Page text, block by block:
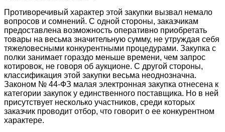
Противоречивый характер этой закупки вызвал немало
вопросов и сомнений. С одной стороны, заказчикам
предоставлена возможность оперативно приобретать
товары на весьма значительную сумму, не утруждая себя
тяжеловесными конкурентными процедурами. Закупка с
полки занимает гораздо меньше времени, чем запрос
котировок, не говоря об аукционе. С другой стороны,
классификация этой закупки весьма неоднозначна.
Законом № 44-ФЗ малая электронная закупка отнесена к
категории закупок у единственного поставщика. Но в ней
присутствует несколько участников, среди которых
заказчик проводит отбор, что говорит о ее конкурентном
характере.